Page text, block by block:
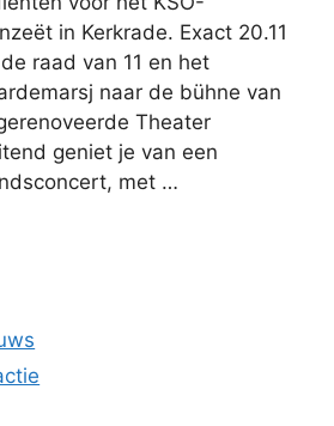
in Kerkrade. Exact 20.11
raad van 11 en het
naar de bühne van
Theater
geniet je van een
met …